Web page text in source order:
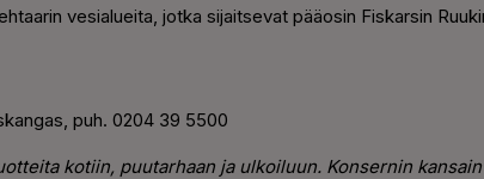
vesialueita, jotka sijaitsevat pääosin Fiskarsin
puh. 0204 39 5500
kotiin, puutarhaan ja ulkoiluun. Konsernin